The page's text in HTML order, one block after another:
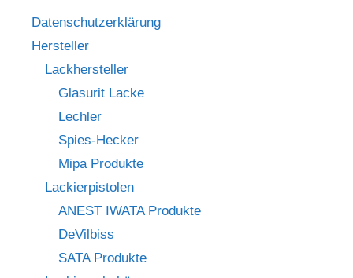
Datenschutzerklärung
Hersteller
Lackhersteller
Glasurit Lacke
Lechler
Spies-Hecker
Mipa Produkte
Lackierpistolen
ANEST IWATA Produkte
DeVilbiss
SATA Produkte